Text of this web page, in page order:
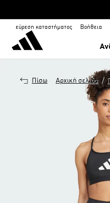
εύρεση καταστήματος Βοήθεια
Πίσω Αρχική σελίδα /